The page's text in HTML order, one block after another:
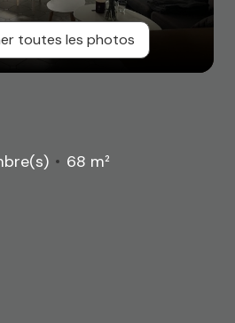
toutes les photos
68 m²